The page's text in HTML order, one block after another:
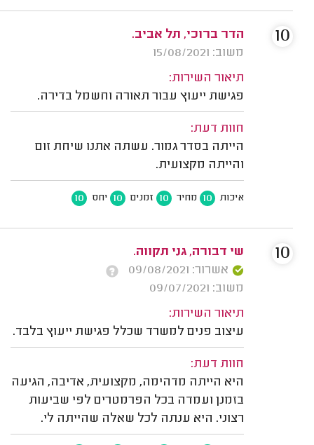
הדר ברוכי, תל אביב.
משוב: 15/08/2021
תיאור השירות:
פגישת ייעוץ עבור תאורה וחשמל בדירה.
חוות דעת:
הייתה בסדר גמור. עשתה אתנו שיחת זום
והייתה מקצועית.
איכות 10 מחיר 10 זמנים 10 יחס 10
10
שי דבורה, גני תקווה.
אשרור: 09/08/2021
משוב: 09/07/2021
תיאור השירות:
עיצוב פנים למשרד שכלל פגישת ייעוץ בלבד.
חוות דעת:
היא הייתה מדהימה, מקצועית, אדיבה, הגיעה
בזמנן ועמדה בכל הפרמטרים לפי שביעות
רצוני. היא ענתה לכל שאלה שהייתה לי.
10